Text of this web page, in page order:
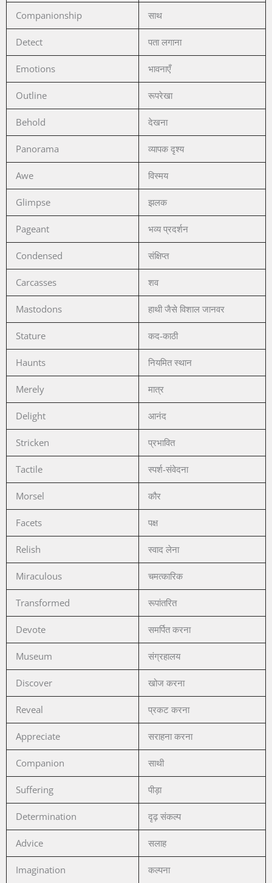
Companionship साथ
Detect पता लगाना
Emotions भावनाएँ
Outline रूपरेखा
Behold देखना
Panorama व्यापक दृश्य
Awe विस्मय
Glimpse झलक
Pageant भव्य प्रदर्शन
Condensed संक्षिप्त
Carcasses शव
Mastodons हाथी जैसे विशाल जानवर
Stature कद-काठी
Haunts नियमित स्थान
Merely मात्र
Delight आनंद
Stricken प्रभावित
Tactile स्पर्श-संवेदना
Morsel कौर
Facets पक्ष
Relish स्वाद लेना
Miraculous चमत्कारिक
Transformed रूपांतरित
Devote समर्पित करना
Museum संग्रहालय
Discover खोज करना
Reveal प्रकट करना
Appreciate सराहना करना
Companion साथी
Suffering पीड़ा
Determination दृढ़ संकल्प
Advice सलाह
Imagination कल्पना